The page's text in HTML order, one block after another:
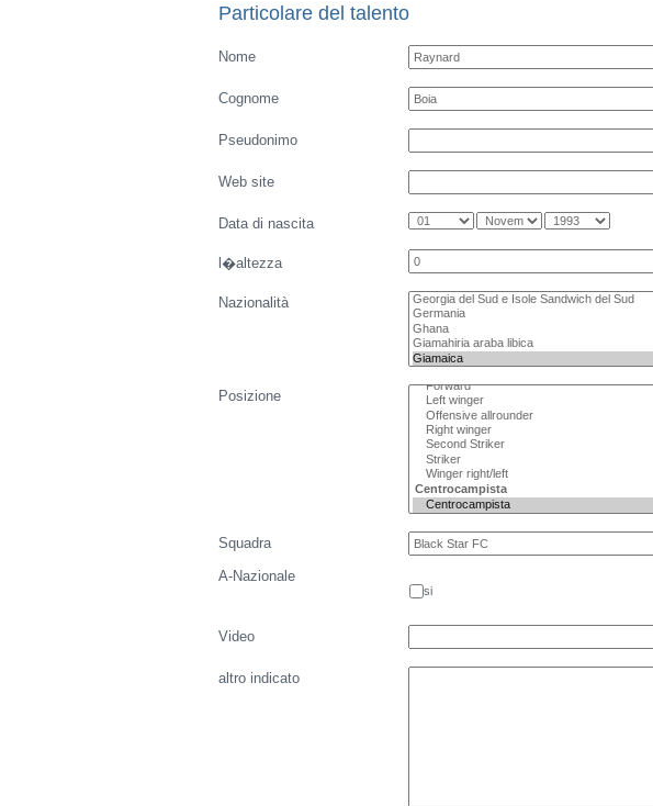
Particolare del talento
Nome
Cognome
Pseudonimo
Web site
Data di nascita
l�altezza
Nazionalità
Posizione
Squadra
A-Nazionale
si
Video
altro indicato